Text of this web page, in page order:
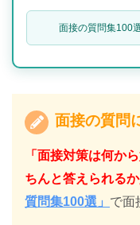
面接の質問集100
面接の質問
「面接対策は何か
ちんと答えられるか
質問集100選」 で面